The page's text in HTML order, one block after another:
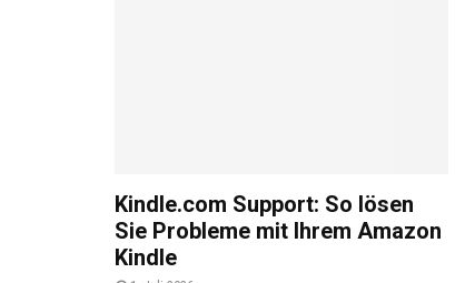
Kindle.com Support: So lösen
Sie Probleme mit Ihrem Amazon
Kindle